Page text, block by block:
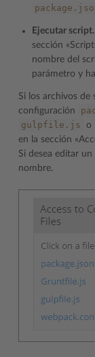
Ejecutar script.
sección
nombre del
parámetro y
Si los archivos de
configuración
gulpfile.js o
en la sección
Si desea editar
nombre.